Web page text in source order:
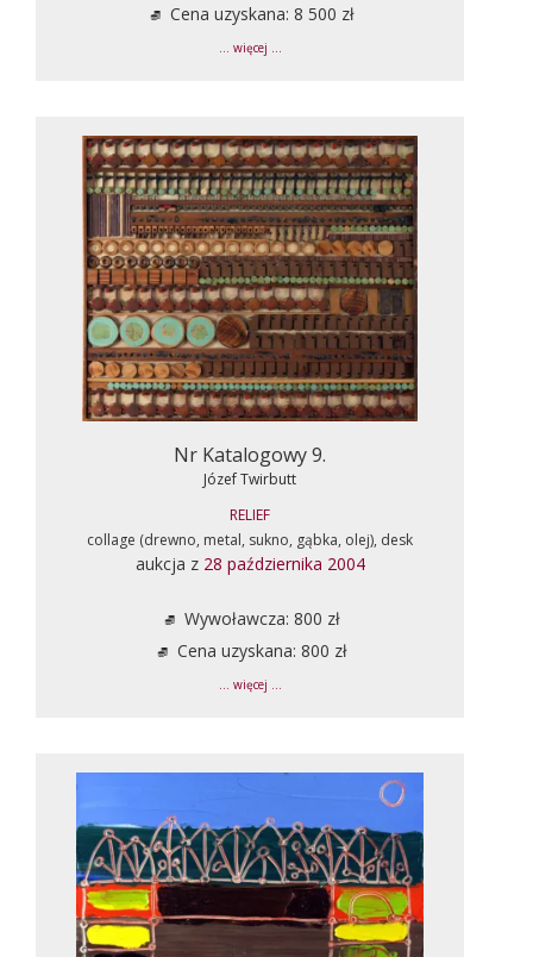
Cena uzyskana: 8 500 zł
... więcej ...
Nr Katalogowy 9.
Józef Twirbutt
RELIEF
collage (drewno, metal, sukno, gąbka, olej), desk
aukcja z 28 października 2004
Wywoławcza: 800 zł
Cena uzyskana: 800 zł
... więcej ...